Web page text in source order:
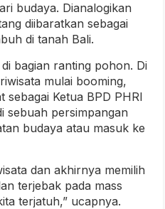
budaya. Dianalogikan
diibaratkan sebagai
di tanah Bali.
bagian ranting pohon. Di
mulai booming,
sebagai Ketua BPD PHRI
sebuah persimpangan
budaya atau masuk ke
dan akhirnya memilih
terjebak pada mass
terjatuh,” ucapnya.